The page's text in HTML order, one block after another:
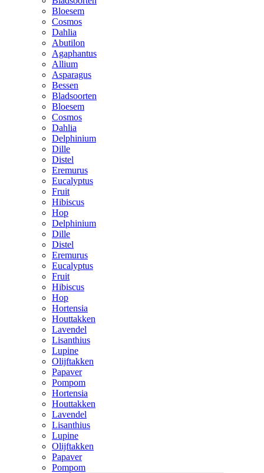
Bloesem
Cosmos
Dahlia
Abutilon
Agaphantus
Allium
Asparagus
Bessen
Bladsoorten
Bloesem
Cosmos
Dahlia
Delphinium
Dille
Distel
Eremurus
Eucalyptus
Fruit
Hibiscus
Hop
Delphinium
Dille
Distel
Eremurus
Eucalyptus
Fruit
Hibiscus
Hop
Hortensia
Houttakken
Lavendel
Lisanthius
Lupine
Olijftakken
Papaver
Pompom
Hortensia
Houttakken
Lavendel
Lisanthius
Lupine
Olijftakken
Papaver
Pompom